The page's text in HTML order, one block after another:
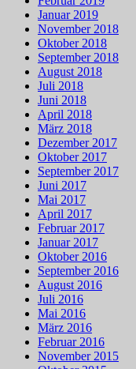
Januar 2019
November 2018
Oktober 2018
September 2018
August 2018
Juli 2018
Juni 2018
April 2018
März 2018
Dezember 2017
Oktober 2017
September 2017
Juni 2017
Mai 2017
April 2017
Februar 2017
Januar 2017
Oktober 2016
September 2016
August 2016
Juli 2016
Mai 2016
März 2016
Februar 2016
November 2015